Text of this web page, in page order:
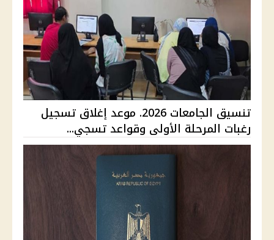
تنسيق الجامعات 2026. موعد إغلاق تسجيل
رغبات المرحلة الأولى وقواعد تسجي...